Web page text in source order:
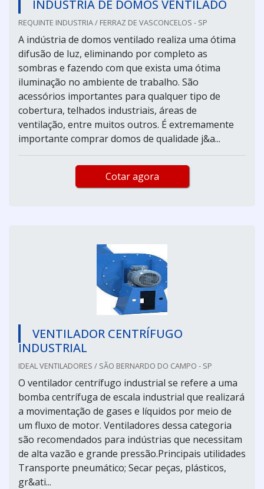
INDÚSTRIA DE DOMOS VENTILADO
REQUINTE INDUSTRIA / FERRAZ DE VASCONCELOS - SP
A indústria de domos ventilado realiza uma ótima
difusão de luz, eliminando por completo as
sombras e fazendo com que exista uma ótima
iluminação no ambiente de trabalho. São
acessórios importantes para qualquer tipo de
cobertura, telhados industriais, áreas de
ventilação, entre muitos outros. É extremamente
importante comprar domos de qualidade j&a...
Cotar agora
VENTILADOR CENTRÍFUGO
INDUSTRIAL
IDEAL VENTILADORES / SÃO BERNARDO DO CAMPO - SP
O ventilador centrífugo industrial se refere a uma
bomba centrífuga de escala industrial que realizará
a movimentação de gases e líquidos por meio de
um fluxo de motor. Ventiladores dessa categoria
são recomendados para indústrias que necessitam
de alta vazão e grande pressão.Principais utilidades
Transporte pneumático; Secar peças, plásticos,
gr&ati...